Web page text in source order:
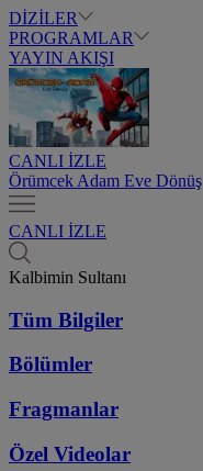
DİZİLER
PROGRAMLAR
YAYIN AKIŞI
CANLI İZLE
Örümcek Adam Eve Dönüş
CANLI İZLE
Kalbimin Sultanı
Tüm Bilgiler
Bölümler
Fragmanlar
Özel Videolar